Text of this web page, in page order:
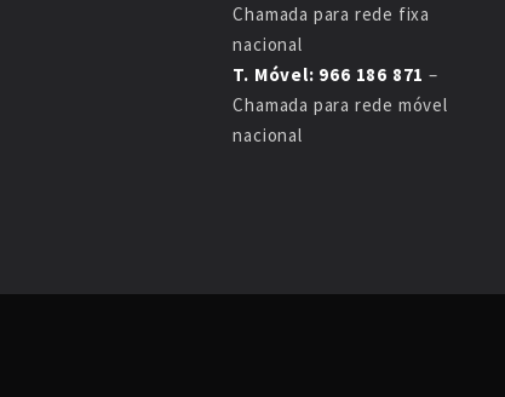
Chamada para rede fixa
nacional
T. Móvel: 966 186 871 –
Chamada para rede móvel
nacional